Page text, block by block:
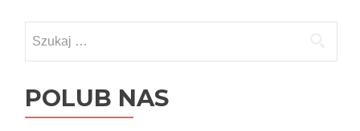
navigation
POLUB NAS